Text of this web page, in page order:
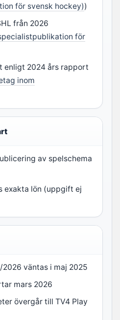
för svensk hockey))
från 2026
för
enligt 2024 års rapport
inom
av spelschema
exakta lön (uppgift ej
väntas i maj 2025
mars 2026
övergår till TV4 Play